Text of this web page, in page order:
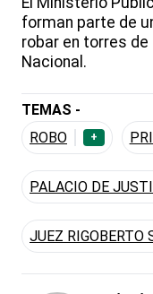
forman parte de
robar en torres
Nacional.
TEMAS -
ROBO
+
PALACIO DE
JUEZ RIGOBERTO